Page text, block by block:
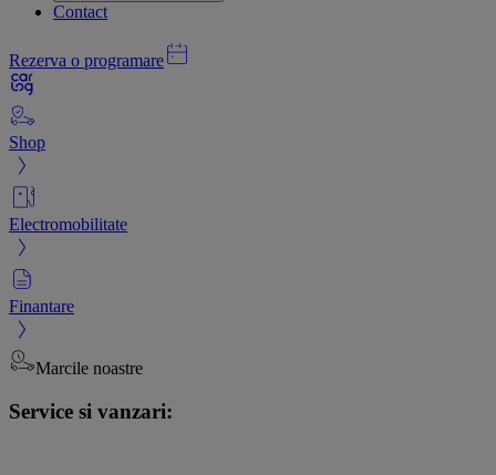
Contact
Rezerva o programare
Shop
Electromobilitate
Finantare
Marcile noastre
Service si vanzari: